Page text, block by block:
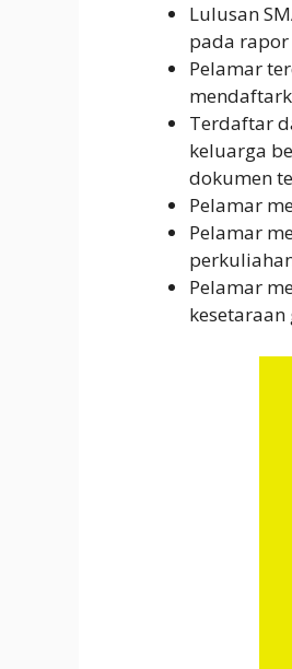
Lulusan
pada rapor
Pelamar
Terdaftar
keluarga
dokumen
Pelamar
Pelamar
Pelamar
kesetaraan